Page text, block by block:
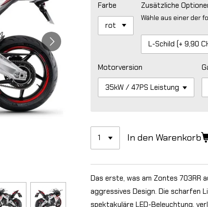
Farbe Zusätzliche
Wähle aus einer der
Motorversion
In den Warenkorb
Das erste, was am Zontes
aggressives Design. Die scharfen
spektakuläre LED-Beleuchtung,